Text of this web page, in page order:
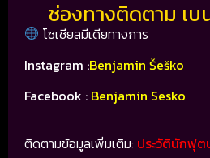
ช่องทางติดตาม เบ
โซเชียลมีเดียทางการ
Instagram :Benjamin Šeško
Facebook : Benjamin Sesko
ติดตามข้อมูลเพิ่มเติม: ประวัตินักฟุต